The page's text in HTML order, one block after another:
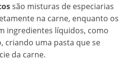
são misturas de especiarias
na carne, enquanto os
ingredientes líquidos, como
criando uma pasta que se
da carne.